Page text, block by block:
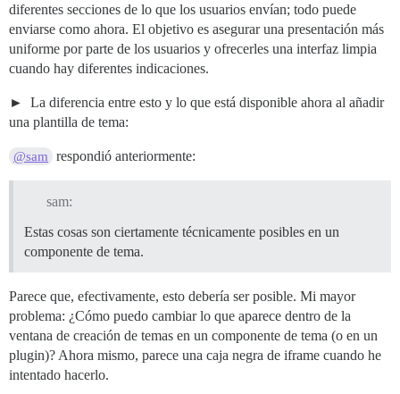
diferentes secciones de lo que los usuarios envían; todo puede
enviarse como ahora. El objetivo es asegurar una presentación más
uniforme por parte de los usuarios y ofrecerles una interfaz limpia
cuando hay diferentes indicaciones.
La diferencia entre esto y lo que está disponible ahora al añadir
una plantilla de tema:
@sam respondió anteriormente:
sam:
Estas cosas son ciertamente técnicamente posibles en un
componente de tema.
Parece que, efectivamente, esto debería ser posible. Mi mayor
problema: ¿Cómo puedo cambiar lo que aparece dentro de la
ventana de creación de temas en un componente de tema (o en un
plugin)? Ahora mismo, parece una caja negra de iframe cuando he
intentado hacerlo.